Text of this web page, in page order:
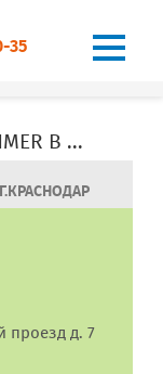
35
ОФИЦИАЛЬНЫЙ ДИЛЕР FRANMER В Г. Краснодар
проезд д. 7